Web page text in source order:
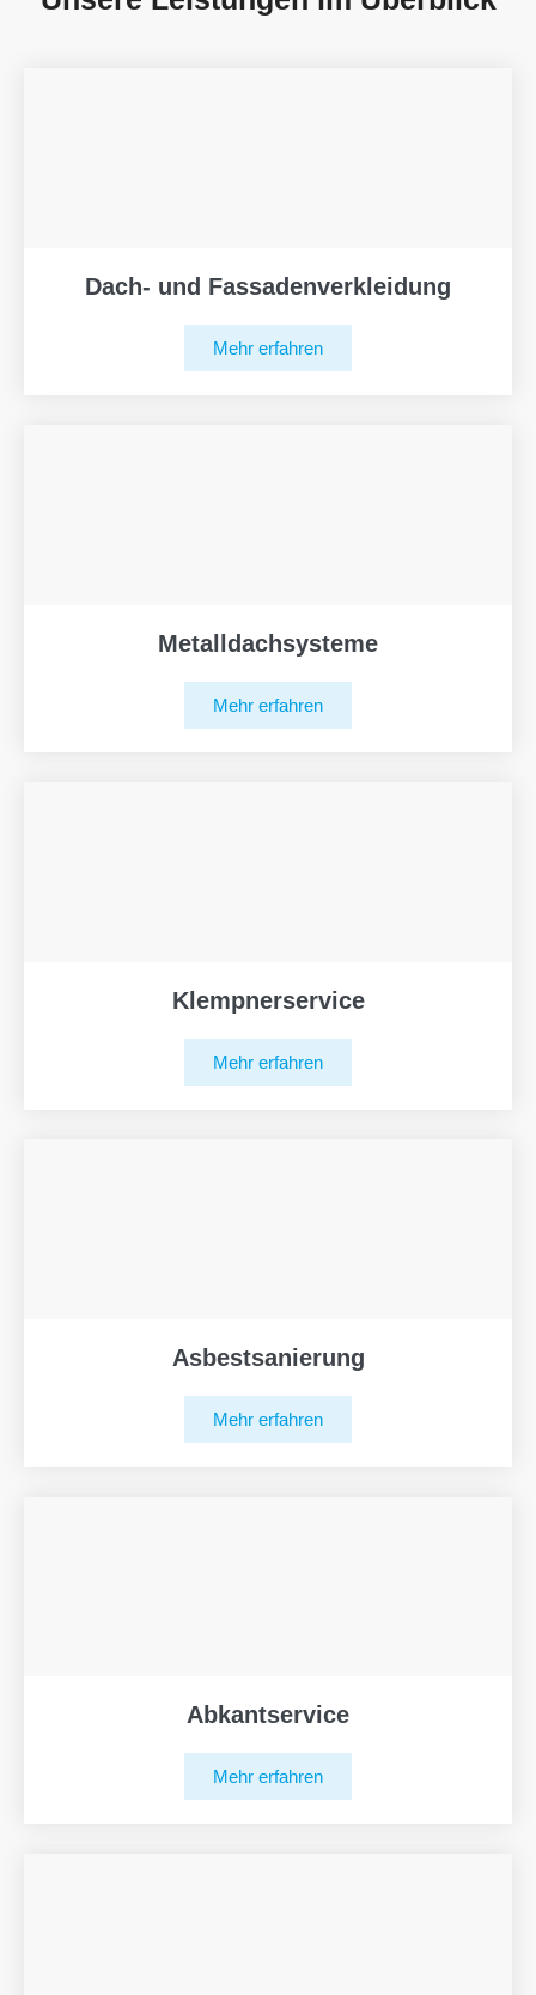
Dach- und Fassadenverkleidung
Mehr erfahren
Metalldachsysteme
Mehr erfahren
Klempnerservice
Mehr erfahren
Asbestsanierung
Mehr erfahren
Abkantservice
Mehr erfahren